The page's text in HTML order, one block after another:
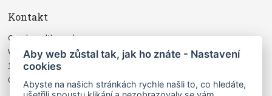
Kontakt
Czechwealth, spol. s r.o.
Višňová 4
140 00 Praha 4
Česká Republika
Aby web zůstal tak, jak ho znáte - Nastavení
cookies
Abyste na našich stránkách rychle našli to, co hledáte,